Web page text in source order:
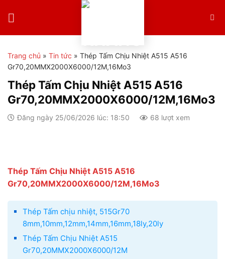
Trang chủ » Tin tức » Thép Tấm Chịu Nhiệt A515 A516
Gr70,20MMX2000X6000/12M ,16Mo3
Thép Tấm Chịu Nhiệt A515 A516
Gr70,20MMX2000X6000/12M ,16Mo3
Đăng ngày 25/06/2026 lúc: 18:50 68 lượt xem
Thép Tấm Chịu Nhiệt A515 A516
Gr70,20MMX2000X6000/12M,16Mo3
Thép Tấm chịu nhiệt, 515Gr70
8mm,10mm,12mm,14mm,16mm,18ly,20ly
Thép Tấm Chịu Nhiệt A515
Gr70,20MMX2000X6000/12M